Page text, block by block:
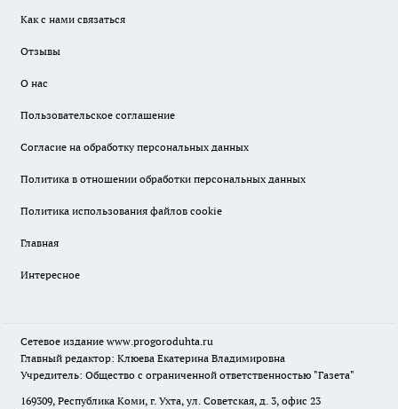
Как с нами связаться
Отзывы
О нас
Пользовательское соглашение
Согласие на обработку персональных данных
Политика в отношении обработки персональных данных
Политика использования файлов cookie
Главная
Интересное
Сетевое издание www.progoroduhta.ru
Главный редактор: Клюева Екатерина Владимировна
Учредитель: Общество с ограниченной ответственностью "Газета"
169309, Республика Коми, г. Ухта, ул. Советская, д. 3, офис 23